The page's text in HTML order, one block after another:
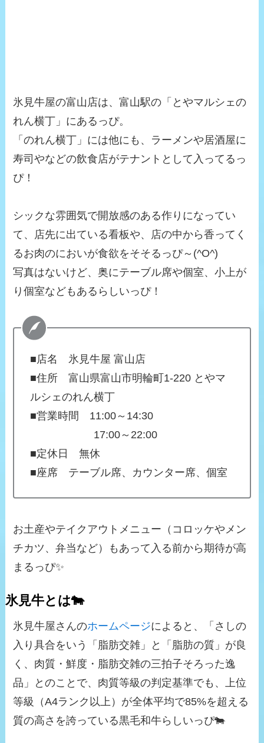
氷見牛屋の富山店は、富山駅の「とやマルシェの
れん横丁」にあるっぴ。
「のれん横丁」には他にも、ラーメンや居酒屋に
寿司やなどの飲食店がテナントとして入ってるっ
ぴ！
シックな雰囲気で開放感のある作りになってい
て、店先に出ている看板や、店の中から香ってく
るお肉のにおいが食欲をそそるっぴ～(^O^)
写真はないけど、奥にテーブル席や個室、小上が
り個室などもあるらしいっぴ！
■店名 氷見牛屋 富山店
■住所 富山県富山市明輪町1-220 とやマ
ルシェのれん横丁
■営業時間 11:00～14:30
17:00～22:00
■定休日 無休
■座席 テーブル席、カウンター席、個室
お土産やテイクアウトメニュー（コロッケやメン
チカツ、弁当など）もあって入る前から期待が高
まるっぴ✨
氷見牛とは🐄
氷見牛屋さんのホームページによると、「さしの
入り具合をいう「脂肪交雑」と「脂肪の質」が良
く、肉質・鮮度・脂肪交雑の三拍子そろった逸
品」とのことで、肉質等級の判定基準でも、上位
等級（A4ランク以上）が全体平均で85%を超える
質の高さを誇っている黒毛和牛らしいっぴ🐄